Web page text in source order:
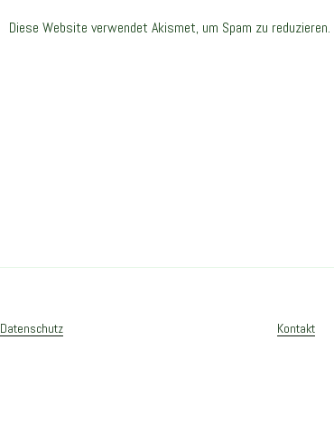
Diese Website verwendet Akismet, um Spam zu reduzieren.
Datenschutz Kontakt